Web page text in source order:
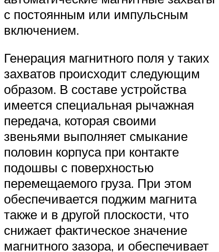
с постоянным или импульсным
включением.
Генерация магнитного поля у таких
захватов происходит следующим
образом. В составе устройства
имеется специальная рычажная
передача, которая своими
звеньями выполняет смыкание
половин корпуса при контакте
подошвы с поверхностью
перемещаемого груза. При этом
обеспечивается поджим магнита
также и в другой плоскости, что
снижает фактическое значение
магнитного зазора, и обеспечивает